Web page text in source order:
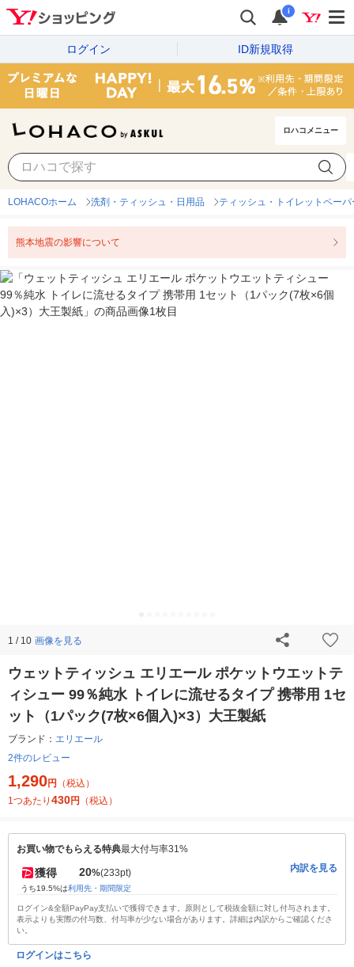
i
ログイン ID新規取得
ロハコメニュー
LOHACOホーム 洗剤・ティッシュ・日用品 ティッシュ・トイレットペーパ
熊本地震の影響について
1 / 10 画像を見る
ウェットティッシュ エリエール ポケットウエットテ
ィシュー 99％純水 トイレに流せるタイプ 携帯用 1セ
ット（1パック(7枚×6個入)×3）大王製紙
ブランド： エリエール
2件のレビュー
1,290円
（税込）
1つあたり 430円 （税込）
お買い物でもらえる特典最大付与率31%
獲得 20%(233pt)
うち19.5%は利用先・期間限定
内訳を見る
ログイン&全額PayPay支払いで獲得できます。原則として税抜金額に対し付与されます。
表示よりも実際の付与数、付与率が少ない場合があります。詳細は内訳からご確認くださ
い。
ログインはこちら